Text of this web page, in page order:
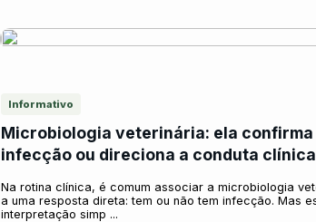
Informativo
Microbiologia veterinária: ela confirma
infecção ou direciona a conduta
Na rotina clínica, é comum associar a microbiologia
a uma resposta direta: tem ou não tem infecção. Mas
interpretação simp ...